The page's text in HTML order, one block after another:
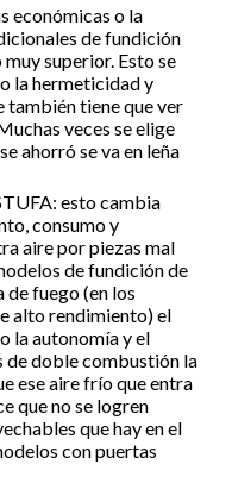
económicas o la
de fundición
superior. Esto se
la hermeticidad y
también tiene que ver
veces se elige
ahorró se va en leña
esto cambia
consumo y
aire por piezas mal
de fundición de
de fuego (en los
alto rendimiento) el
la autonomía y el
de doble combustión la
ese aire frío que entra
que no se logren
que hay en el
con puertas